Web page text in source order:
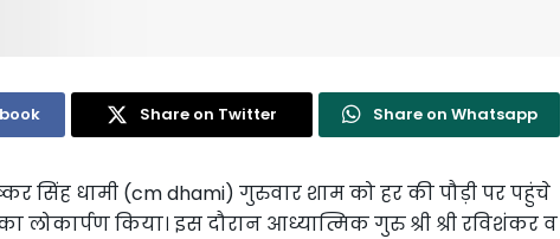
Share on Twitter Share on Whatsapp
सिंह धामी (cm dhami) गुरुवार शाम को हर की पौड़ी पर पहुंचे
लोकार्पण किया। इस दौरान आध्यात्मिक गुरु श्री श्री रविशंकर व